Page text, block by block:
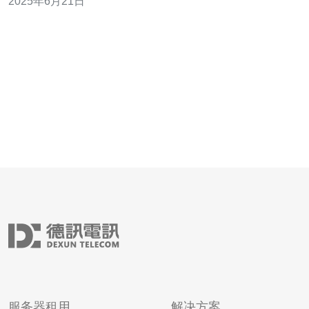
和可扩展性。 1. 稳定可靠：香港地理位置优越，网络环境